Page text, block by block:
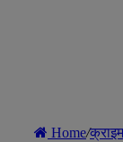
Home/क्राइम